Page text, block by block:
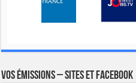
Vos émissions – Sites et Facebook